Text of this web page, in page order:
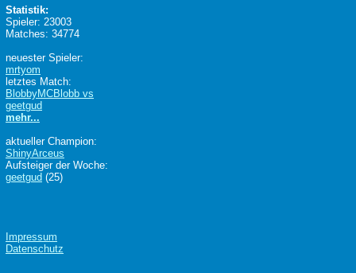
Statistik:
Spieler: 23003
Matches: 34774
neuester Spieler:
mrtyom
letztes Match:
BlobbyMCBlobb vs
geetgud
mehr...
aktueller Champion:
ShinyArceus
Aufsteiger der Woche:
geetgud (25)
Impressum
Datenschutz